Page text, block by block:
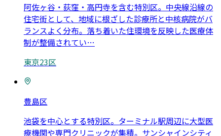
阿佐ヶ谷・荻窪・高円寺を含む特別区。中央線沿線の
住宅街として、地域に根ざした診療所と中核病院がバ
ランスよく分布。落ち着いた住環境を反映した医療体
制が整備されてい…
東京23区
豊島区
池袋を中心とする特別区。ターミナル駅周辺に大型医
療機関や専門クリニックが集積。サンシャインシティ